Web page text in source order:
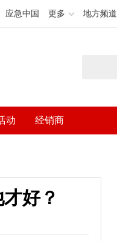
应急中国 更多 地方频道
动 经销商
好？